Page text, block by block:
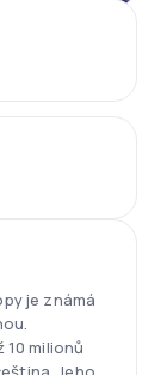
je známá
10 milionů